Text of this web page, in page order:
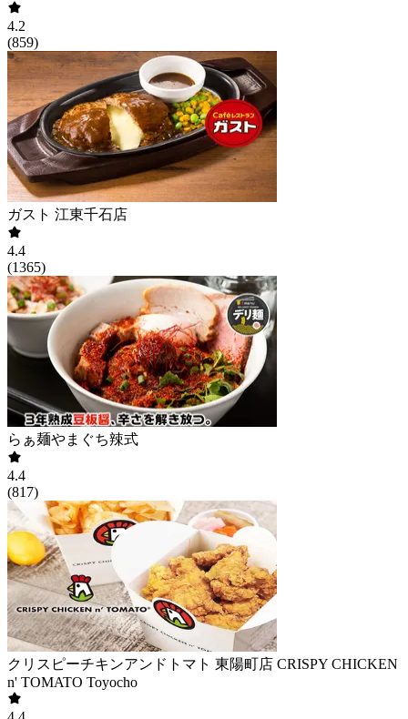
4.2
(859)
ガスト 江東千石店
4.4
(1365)
らぁ麺やまぐち辣式
4.4
(817)
クリスピーチキンアンドトマト 東陽町店 CRISPY CHICKEN
n' TOMATO Toyocho